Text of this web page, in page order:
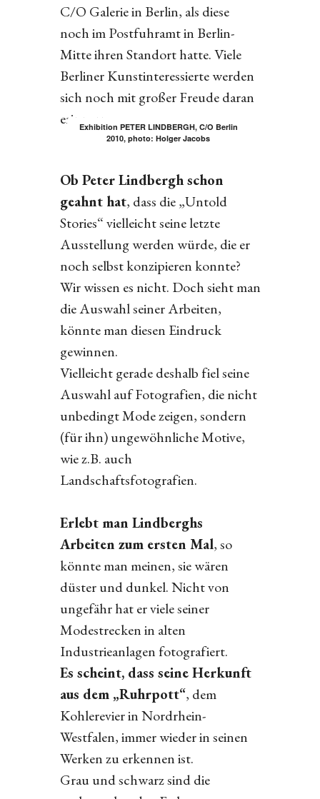
C/O Galerie in Berlin, als diese
noch im Postfuhramt in Berlin-
Mitte ihren Standort hatte. Viele
Berliner Kunstinteressierte werden
sich noch mit großer Freude daran
erinnern.
Exhibition PETER LINDBERGH, C/O Berlin
2010, photo: Holger Jacobs
Ob Peter Lindbergh schon
geahnt hat, dass die „Untold
Stories“ vielleicht seine letzte
Ausstellung werden würde, die er
noch selbst konzipieren konnte?
Wir wissen es nicht. Doch sieht man
die Auswahl seiner Arbeiten,
könnte man diesen Eindruck
gewinnen.
Vielleicht gerade deshalb fiel seine
Auswahl auf Fotografien, die nicht
unbedingt Mode zeigen, sondern
(für ihn) ungewöhnliche Motive,
wie z.B. auch
Landschaftsfotografien.
Erlebt man Lindberghs
Arbeiten zum ersten Mal, so
könnte man meinen, sie wären
düster und dunkel. Nicht von
ungefähr hat er viele seiner
Modestrecken in alten
Industrieanlagen fotografiert.
Es scheint, dass seine Herkunft
aus dem „Ruhrpott“, dem
Kohlerevier in Nordrhein-
Westfalen, immer wieder in seinen
Werken zu erkennen ist.
Grau und schwarz sind die